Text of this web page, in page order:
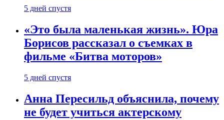
5 дней спустя
«Это была маленькая жизнь». Юра
Борисов рассказал о съемках в
фильме «Битва моторов»
5 дней спустя
Анна Пересильд объяснила, почему
не будет учиться актерскому